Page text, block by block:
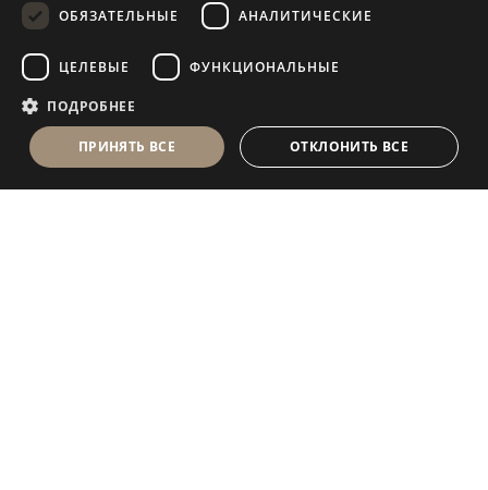
Antolini Luigi & C. S.p.a.
ОБЯЗАТЕЛЬНЫЕ
АНАЛИТИЧЕСКИЕ
ЦЕЛЕВЫЕ ФУНКЦИОНАЛЬНЫЕ
ПОДРОБНЕЕ
ПРИНЯТЬ ВСЕ ОТКЛОНИТЬ ВСЕ